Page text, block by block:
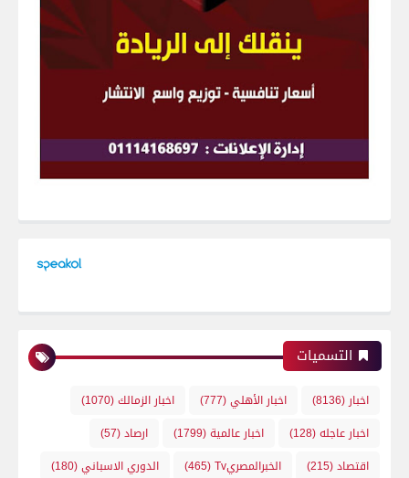
التسميات
اخبار (8136) اخبار الأهلي(777) اخبار الزمالك(1070)
اخبار عاجله(128) اخبار عالمية(1799) ارصاد(57)
اقتصاد(215) الخبرالمصريTv (465) الدوري الاسباني(180)